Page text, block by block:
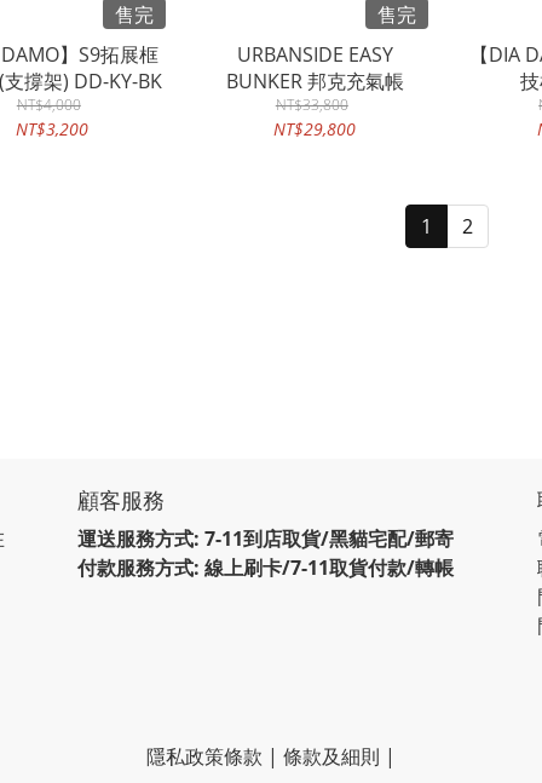
售完
】S9拓展框
撐架) DD-KY-BK
NT$4,000
NT$3,200
售完
URBANSIDE EASY
BUNKER 邦克充氣帳
NT$33,800
NT$29,800
【DIA
1 2
顧客服務
運送服務方式: 7-11到店取貨/黑貓宅配/郵寄
付款服務方式: 線上刷卡/7-11取貨付款/轉帳
隱私政策條款 | 條款及細則 |